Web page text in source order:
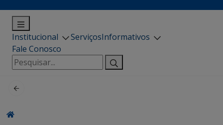
Institucional ServiçosInformativos
Fale Conosco
Pesquisar
por: